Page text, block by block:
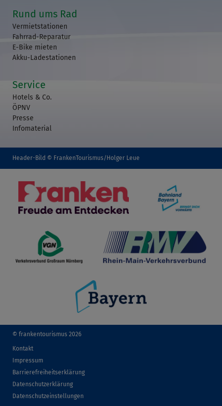
Rund ums Rad
Vermietstationen
Fahrrad-Reparatur
E-Bike mieten
Akku-Ladestationen
Service
Hotels & Co.
ÖPNV
Presse
Infomaterial
Header-Bild © FrankenTourismus/Holger Leue
© frankentourismus 2026
Kontakt
Impressum
Barrierefreiheitserklärung
Datenschutzerklärung
Datenschutzeinstellungen